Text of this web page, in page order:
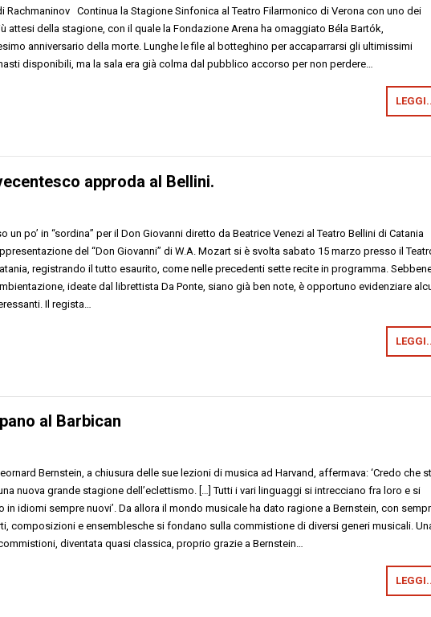
Rachmaninov Continua la Stagione Sinfonica al Teatro Filarmonico di Verona con uno dei
attesi della stagione, con il quale la Fondazione Arena ha omaggiato Béla Bartók,
anniversario della morte. Lunghe le file al botteghino per accaparrarsi gli ultimissimi
disponibili, ma la sala era già colma dal pubblico accorso per non perdere…
approda al Bellini.
un po’ in “sordina” per il Don Giovanni diretto da Beatrice Venezi al Teatro Bellini di Catania
del “Don Giovanni” di W.A. Mozart si è svolta sabato 15 marzo presso il
registrando il tutto esaurito, come nelle precedenti sette recite in programma.
ideate dal librettista Da Ponte, siano già ben note, è opportuno evidenziare
Il regista…
al Barbican
Bernstein, a chiusura delle sue lezioni di musica ad Harvand, affermava: ‘Credo che
nuova grande stagione dell’eclettismo. […] Tutti i vari linguaggi si intrecciano fra loro e si
in idiomi sempre nuovi’. Da allora il mondo musicale ha dato ragione a Bernstein, con
composizioni e ensemblesche si fondano sulla commistione di diversi generi musicali.
diventata quasi classica, proprio grazie a Bernstein…